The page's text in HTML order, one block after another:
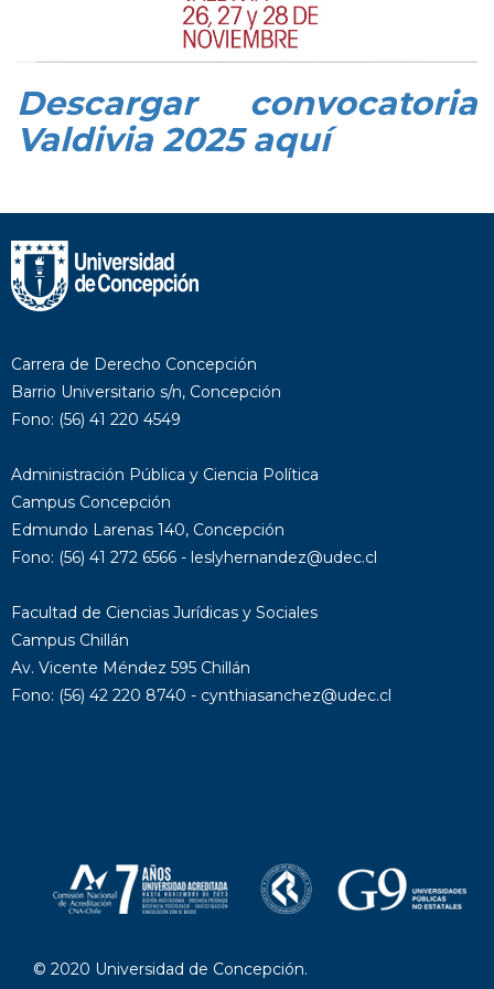
Descargar convocatoria
Valdivia 2025 aquí
Carrera de Derecho Concepción
Barrio Universitario s/n, Concepción
Fono: (56) 41 220 4549
Administración Pública y Ciencia Política
Campus Concepción
Edmundo Larenas 140, Concepción
Fono: (56) 41 272 6566 - leslyhernandez@udec.cl
Facultad de Ciencias Jurídicas y Sociales
Campus Chillán
Av. Vicente Méndez 595 Chillán
Fono: (56) 42 220 8740 - cynthiasanchez@udec.cl
© 2020 Universidad de Concepción.